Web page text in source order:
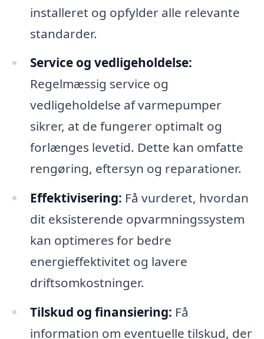
installeret og opfylder alle relevante
standarder.
Service og vedligeholdelse:
Regelmæssig service og
vedligeholdelse af varmepumper
sikrer, at de fungerer optimalt og
forlænges levetid. Dette kan omfatte
rengøring, eftersyn og reparationer.
Effektivisering: Få vurderet, hvordan
dit eksisterende opvarmningssystem
kan optimeres for bedre
energieffektivitet og lavere
driftsomkostninger.
Tilskud og finansiering: Få
information om eventuelle tilskud, der